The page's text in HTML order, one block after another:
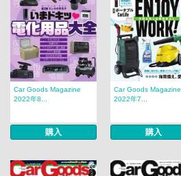
Car Goods Magazine
2022年8...
購入
Car Goods Magazine
2022年7...
購入